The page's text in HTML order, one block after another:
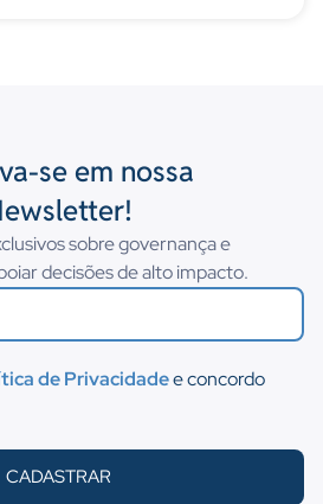
se em nossa
sobre governança e
decisões de alto impacto.
de Privacidadee concordo
CADASTRAR